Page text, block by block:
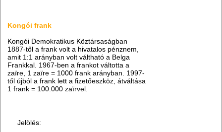
Kongói frank
Kongói Demokratikus Köztársaságban
1887-től a frank volt a hivatalos pénznem,
amit 1:1 arányban volt váltható a Belga
Frankkal. 1967-ben a frankot váltotta a
zaïre, 1 zaïre = 1000 frank arányban. 1997-
től újból a frank lett a fizetőeszköz, átváltása
1 frank = 100.000 zaïrvel.
Jelölés: